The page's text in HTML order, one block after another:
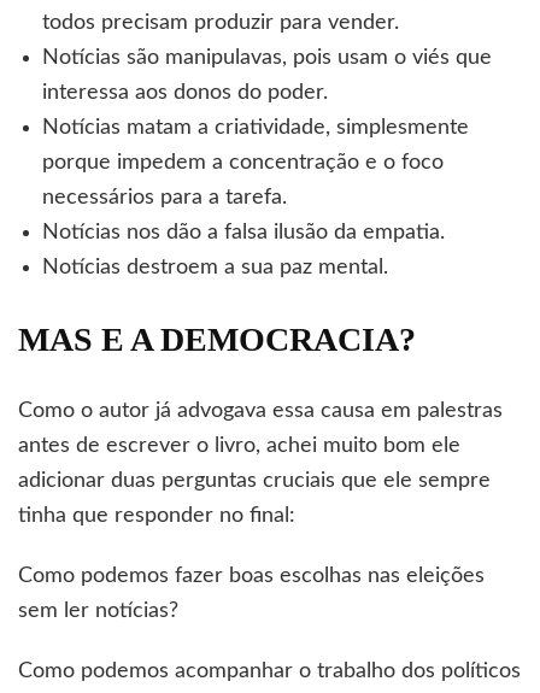
todos precisam produzir para vender.
Notícias são manipulavas, pois usam o viés que
interessa aos donos do poder.
Notícias matam a criatividade, simplesmente
porque impedem a concentração e o foco
necessários para a tarefa.
Notícias nos dão a falsa ilusão da empatia.
Notícias destroem a sua paz mental.
MAS E A DEMOCRACIA?
Como o autor já advogava essa causa em palestras
antes de escrever o livro, achei muito bom ele
adicionar duas perguntas cruciais que ele sempre
tinha que responder no final:
Como podemos fazer boas escolhas nas eleições
sem ler notícias?
Como podemos acompanhar o trabalho dos políticos